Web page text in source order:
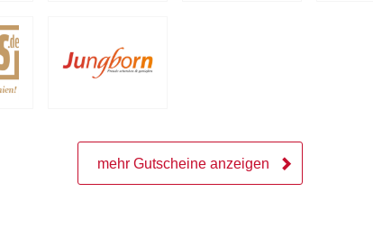
mehr Gutscheine anzeigen